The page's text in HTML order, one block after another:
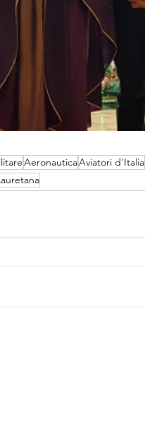
AeronauticaAviatori d'Italia